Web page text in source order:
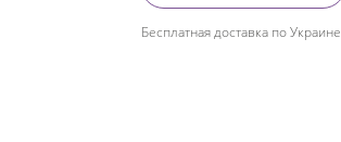
Бесплатная доставка по Украине